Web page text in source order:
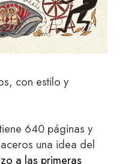
con estilo y
640 páginas y
una idea del
a las primeras